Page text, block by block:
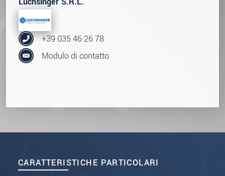
CARATTERISTICHE PARTICOLARI
+39 035 46 26 78
Modulo di contatto